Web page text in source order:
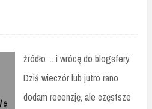
źródło ... i wrócę do blogsfery.
Dziś wieczór lub jutro rano
dodam recenzję, ale częstsze